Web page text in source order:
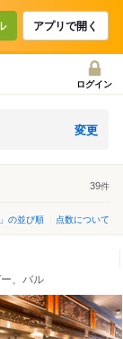
アプリで開く
ログイン
変更
39件
」の並び順 点数について
、バル